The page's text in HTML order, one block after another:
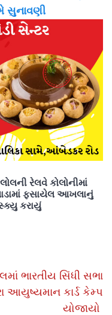
સુનાવણી
રેલવે કોલોનીમાં
ફસાયેલ આખલાનું
કરાયું
ભારતીય સિંધી સભા
આયુષ્યમાન કાર્ડ કેમ્પ
યોજાયો